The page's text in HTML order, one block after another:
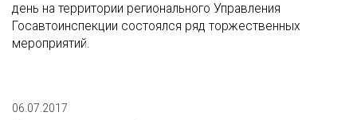
день на территории регионального Управления
Госавтоинспекции состоялся ряд торжественных
мероприятий.
06.07.2017